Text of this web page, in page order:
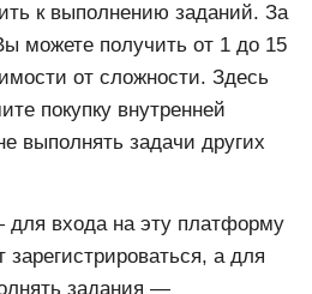
к выполнению заданий. За
можете получить от 1 до 15
от сложности. Здесь
покупку внутренней
выполнять задачи других
входа на эту платформу
а для
задания —